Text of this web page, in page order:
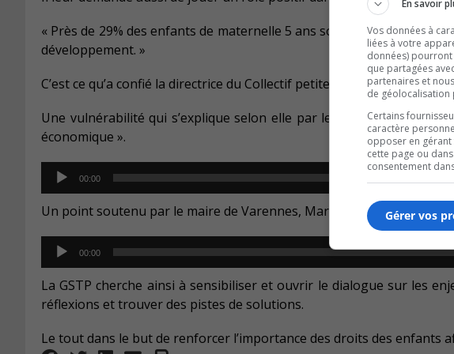
« Près de 29% des enfants de maternelle 5 ans sont considérés
développement. »
C’est ce qu’a confié la directrice du Collectif petite enfance, Elise
Une vulnérabilité qui s’explique selon elle par le fait que les
économique ».
Audio
Player
00:00
Un point soutenu par le maire de Varennes, Martin Damphousse.
Audio
Player
00:00
La GSTP cherche ainsi à sensibiliser et ouvrir le dialogue sur les
réflexions et trouver des pistes de solutions.
Le tout dans le but de renforcer l’importance des droits des enfants
En savoir
Vos données à
liées à votre
données)
que partagées
partenaires et
de géolocalisation
Certains
caractère
opposer en gérant
cette page ou
consentement
Gérer vos